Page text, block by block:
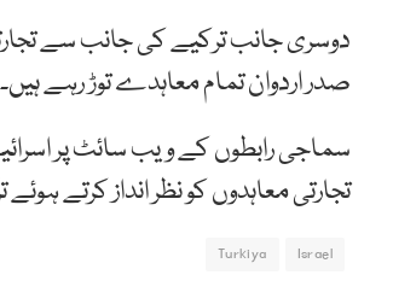
دوسری جانب ترکیے کی جانب سے تجارتی
صدر اردوان تمام معاہدے توڑ رہے ہیں۔
سماجی رابطوں کے ویب سائٹ پر
تجارتی معاہدوں کو نظر انداز کرتے
Israel
Turkiya